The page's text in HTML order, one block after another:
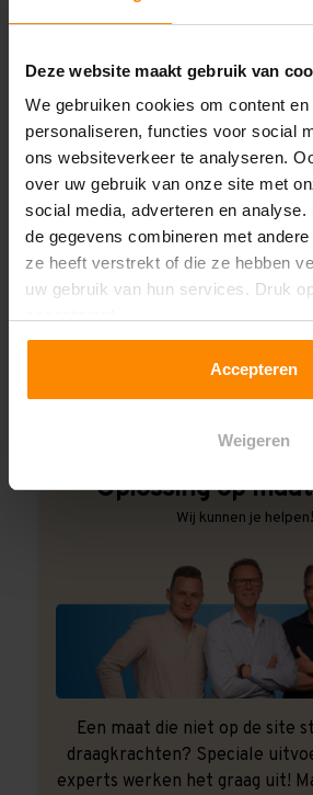
Deze website maakt gebruik van
We gebruiken cookies om content
personaliseren, functies voor social
ons websiteverkeer te analyseren.
over uw gebruik van onze site met
social media, adverteren en analyse.
de gegevens combineren met
ze heeft verstrekt of die ze hebben
uw gebruik van hun services. Druk
Accepteren
Weigeren
Liggerlengte:
2.700 mm
Aantal niveaus:
3
Kleur staanders:
Blauw
Draagkracht per liggerniveau:
Maximale jukbelasting:
Oplossing op
Wij kunnen je helpen!
Een maat die niet op de site
draagkrachten? Speciale
experts werken het graag uit!